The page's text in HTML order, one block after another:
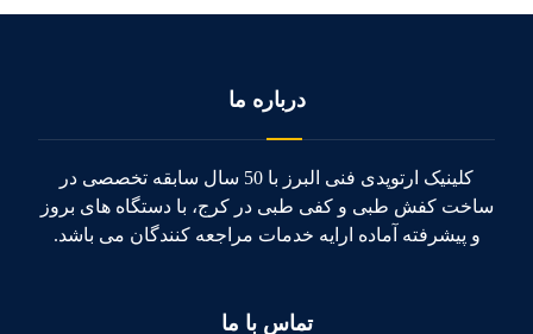
درباره ما
کلینیک ارتوپدی فنی البرز با 50 سال سابقه تخصصی در
ساخت کفش طبی و کفی طبی در کرج، با دستگاه های بروز
و پیشرفته آماده ارایه خدمات مراجعه کنندگان می باشد.
تماس با ما